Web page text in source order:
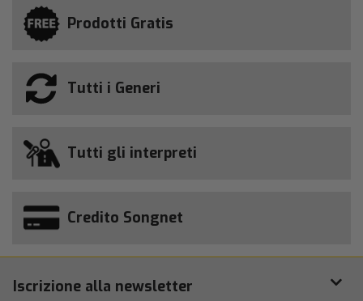
Prodotti Gratis
Tutti i Generi
Tutti gli interpreti
Credito Songnet
Iscrizione alla newsletter